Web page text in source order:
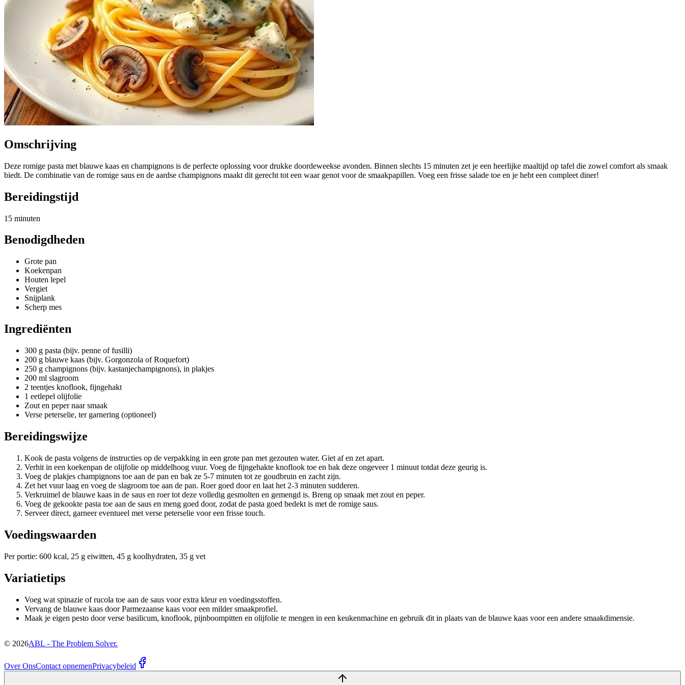
Omschrijving
Deze romige pasta met blauwe kaas en champignons is de perfecte oplossing voor drukke doordeweekse avonden. Binnen slechts 15 minuten zet je een heerlijke maaltijd op tafel die zowel comfort als smaak
biedt. De combinatie van de romige saus en de aardse champignons maakt dit gerecht tot een waar genot voor de smaakpapillen. Voeg een frisse salade toe en je hebt een compleet diner!
Bereidingstijd
15 minuten
Benodigdheden
Grote pan
Koekenpan
Houten lepel
Vergiet
Snijplank
Scherp mes
Ingrediënten
300 g pasta (bijv. penne of fusilli)
200 g blauwe kaas (bijv. Gorgonzola of Roquefort)
250 g champignons (bijv. kastanjechampignons), in plakjes
200 ml slagroom
2 teentjes knoflook, fijngehakt
1 eetlepel olijfolie
Zout en peper naar smaak
Verse peterselie, ter garnering (optioneel)
Bereidingswijze
Kook de pasta volgens de instructies op de verpakking in een grote pan met gezouten water. Giet af en zet apart.
Verhit in een koekenpan de olijfolie op middelhoog vuur. Voeg de fijngehakte knoflook toe en bak deze ongeveer 1 minuut totdat deze geurig is.
Voeg de plakjes champignons toe aan de pan en bak ze 5-7 minuten tot ze goudbruin en zacht zijn.
Zet het vuur laag en voeg de slagroom toe aan de pan. Roer goed door en laat het 2-3 minuten sudderen.
Verkruimel de blauwe kaas in de saus en roer tot deze volledig gesmolten en gemengd is. Breng op smaak met zout en peper.
Voeg de gekookte pasta toe aan de saus en meng goed door, zodat de pasta goed bedekt is met de romige saus.
Serveer direct, garneer eventueel met verse peterselie voor een frisse touch.
Voedingswaarden
Per portie: 600 kcal, 25 g eiwitten, 45 g koolhydraten, 35 g vet
Variatietips
Voeg wat spinazie of rucola toe aan de saus voor extra kleur en voedingsstoffen.
Vervang de blauwe kaas door Parmezaanse kaas voor een milder smaakprofiel.
Maak je eigen pesto door verse basilicum, knoflook, pijnboompitten en olijfolie te mengen in een keukenmachine en gebruik dit in plaats van de blauwe kaas voor een andere smaakdimensie.
© 2026ABL - The Problem Solver.
Over OnsContact opnemenPrivacybeleid